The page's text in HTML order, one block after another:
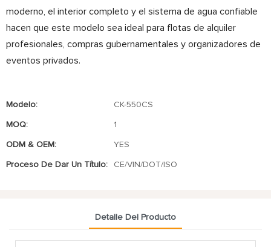
moderno, el interior completo y el sistema de agua confiable
hacen que este modelo sea ideal para flotas de alquiler
profesionales, compras gubernamentales y organizadores de
eventos privados.
Modelo: CK-550CS
MOQ: 1
ODM & OEM: YES
Proceso De Dar Un Título: CE/VIN/DOT/ISO
Detalle Del Producto